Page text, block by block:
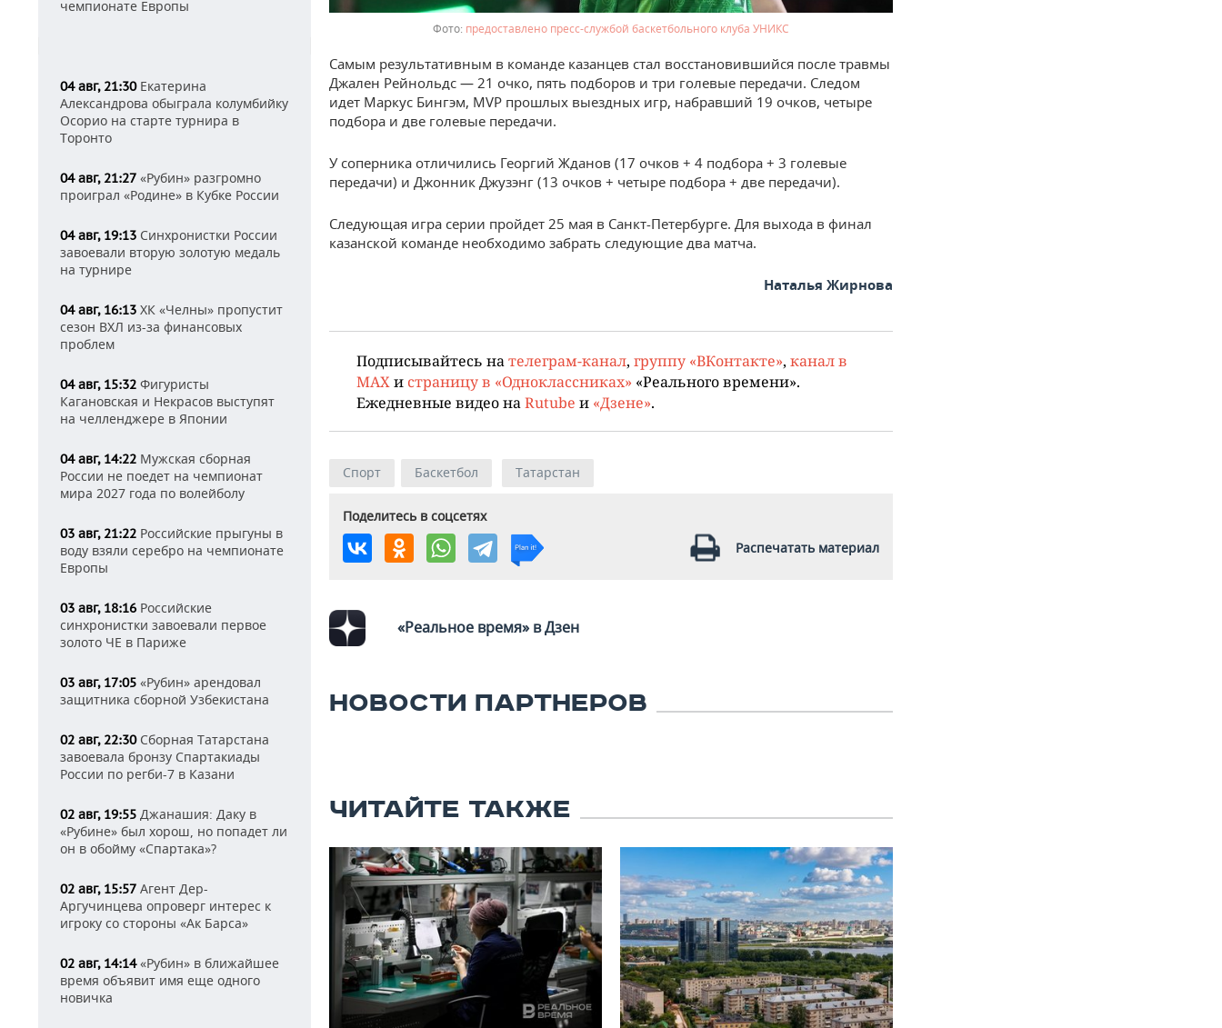
чемпионате Европы
04 авг, 21:30Екатерина
Александрова обыграла колумбийку
Осорио на старте турнира в
Торонто
04 авг, 21:27 «Рубин» разгромно
проиграл «Родине» в Кубке России
04 авг, 19:13 Синхронистки России
завоевали вторую золотую медаль
на турнире
04 авг, 16:13 ХК «Челны» пропустит
сезон ВХЛ из-за финансовых
проблем
04 авг, 15:32 Фигуристы
Кагановская и Некрасов выступят
на челленджере в Японии
04 авг, 14:22 Мужская сборная
России не поедет на чемпионат
мира 2027 года по волейболу
03 авг, 21:22 Российские прыгуны в
воду взяли серебро на чемпионате
Европы
03 авг, 18:16 Российские
синхронистки завоевали первое
золото ЧЕ в Париже
03 авг, 17:05 «Рубин» арендовал
защитника сборной Узбекистана
02 авг, 22:30Сборная Татарстана
завоевала бронзу Спартакиады
России по регби-7 в Казани
02 авг, 19:55 Джанашия: Даку в
«Рубине» был хорош, но попадет ли
он в обойму «Спартака»?
02 авг, 15:57 Агент Дер-
Аргучинцева опроверг интерес к
игроку со стороны «Ак Барса»
02 авг, 14:14«Рубин» в ближайшее
время объявит имя еще одного
новичка
предоставлено пресс-службой баскетбольного клуба УНИКС
Самым результативным в команде казанцев стал восстановившийся после травмы
Джален Рейнольдс — 21 очко, пять подборов и три голевые передачи. Следом
идет Маркус Бингэм, MVP прошлых выездных игр, набравший 19 очков, четыре
подбора и две голевые передачи.
У соперника отличились Георгий Жданов (17 очков + 4 подбора + 3 голевые
передачи) и Джонник Джузэнг (13 очков + четыре подбора + две передачи).
Следующая игра серии пройдет 25 мая в Санкт-Петербурге. Для выхода в финал
казанской команде необходимо забрать следующие два матча.
Наталья Жирнова
Подписывайтесь на телеграм-канал, группу «ВКонтакте», канал в
MAX и страницу в «Одноклассниках» «Реального времени».
Ежедневные видео на Rutube и «Дзене».
Спорт Баскетбол Татарстан
Поделитесь в соцсетях
Распечатать материал
«Реальное время» в Дзен
НОВОСТИ ПАРТНЕРОВ
ЧИТАЙТЕ ТАКЖЕ